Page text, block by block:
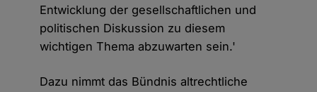
Entwicklung der gesellschaftlichen und
politischen Diskussion zu diesem
wichtigen Thema abzuwarten sein.'
Dazu nimmt das Bündnis altrechtliche